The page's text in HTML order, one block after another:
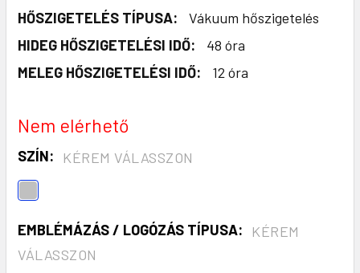
HŐSZIGETELÉS TÍPUSA:
Vákuum hőszigetelés
HIDEG HŐSZIGETELÉSI IDŐ:
48 óra
MELEG HŐSZIGETELÉSI IDŐ:
12 óra
Nem elérhető
SZÍN: KÉREM VÁLASSZON
EMBLÉMÁZÁS / LOGÓZÁS TÍPUSA:
KÉREM
VÁLASSZON